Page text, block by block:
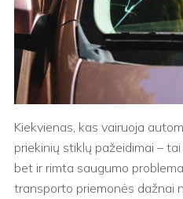
Kiekvienas, kas vairuoja
priekinių stiklų pažeidimai –
bet ir rimta saugumo
transporto priemonės dažnai